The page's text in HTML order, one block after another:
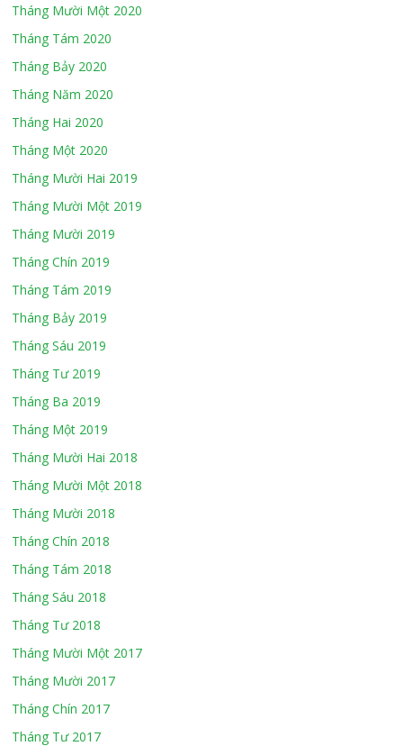
Tháng Mười Một 2020
Tháng Tám 2020
Tháng Bảy 2020
Tháng Năm 2020
Tháng Hai 2020
Tháng Một 2020
Tháng Mười Hai 2019
Tháng Mười Một 2019
Tháng Mười 2019
Tháng Chín 2019
Tháng Tám 2019
Tháng Bảy 2019
Tháng Sáu 2019
Tháng Tư 2019
Tháng Ba 2019
Tháng Một 2019
Tháng Mười Hai 2018
Tháng Mười Một 2018
Tháng Mười 2018
Tháng Chín 2018
Tháng Tám 2018
Tháng Sáu 2018
Tháng Tư 2018
Tháng Mười Một 2017
Tháng Mười 2017
Tháng Chín 2017
Tháng Tư 2017